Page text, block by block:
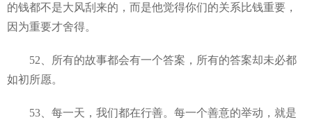
的钱都不是大风刮来的，而是他觉得你们的关系比钱重要，
因为重要才舍得。
52、所有的故事都会有一个答案，所有的答案却未必都
如初所愿。
53、每一天，我们都在行善。每一个善意的举动，就是